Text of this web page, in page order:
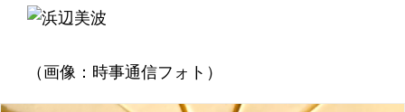
（画像：時事通信フォト）